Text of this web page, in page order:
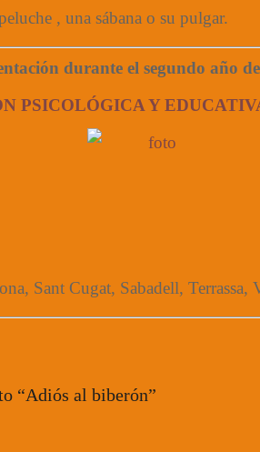
, una sábana o su pulgar.
durante el segundo año
PSICOLÓGICA Y
Sant Cugat, Sabadell, Terrassa,
“Adiós al biberón”